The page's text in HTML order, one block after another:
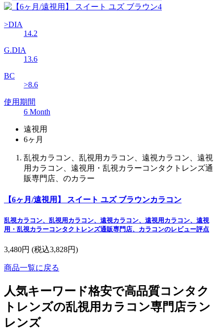
>DIA
14.2
G.DIA
13.6
BC
>8.6
使用期間
6 Month
遠視用
6ヶ月
乱視カラコン、乱視用カラコン、遠視カラコン、遠視
用カラコン、遠視用・乱視カラーコンタクトレンズ通
販専門店、のカラー
【6ヶ月/遠視用】 スイート ユズ ブラウンカラコン
乱視カラコン、乱視用カラコン、遠視カラコン、遠視用カラコン、遠視
用・乱視カラーコンタクトレンズ通販専門店、カラコンのレビュー評点
3,480円 (税込3,828円)
商品一覧に戻る
人気キーワード格安で高品質コンタク
トレンズの乱視用カラコン専門店ラン
レンズ